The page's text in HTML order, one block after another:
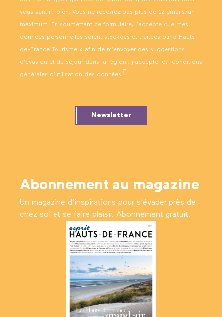
vous sentir… bien. Vous ne recevrez pas plus de 12 emails/an
maximum. En soumettant ce formulaire, j’accepte que mes
données personnelles soient stockées et traitées par « Hauts-
de-France Tourisme » afin de m’envoyer des suggestions
d’évasion et de séjour dans la région ; j’accepte les conditions
générales d’utilisation des données .
Newsletter
Abonnement au magazine
Un magazine d’inspirations pour s'évader près de
chez soi et se faire plaisir. Abonnement gratuit.